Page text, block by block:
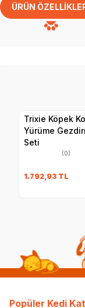
ÜRÜN
Trixie Köpek
Yürüme
Seti
(0)
1.792,93 TL
Popüler Kedi